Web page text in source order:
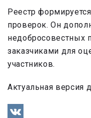
Реестр
проверок. Он
недобросовестных
заказчиками для
участников.
Актуальная версия